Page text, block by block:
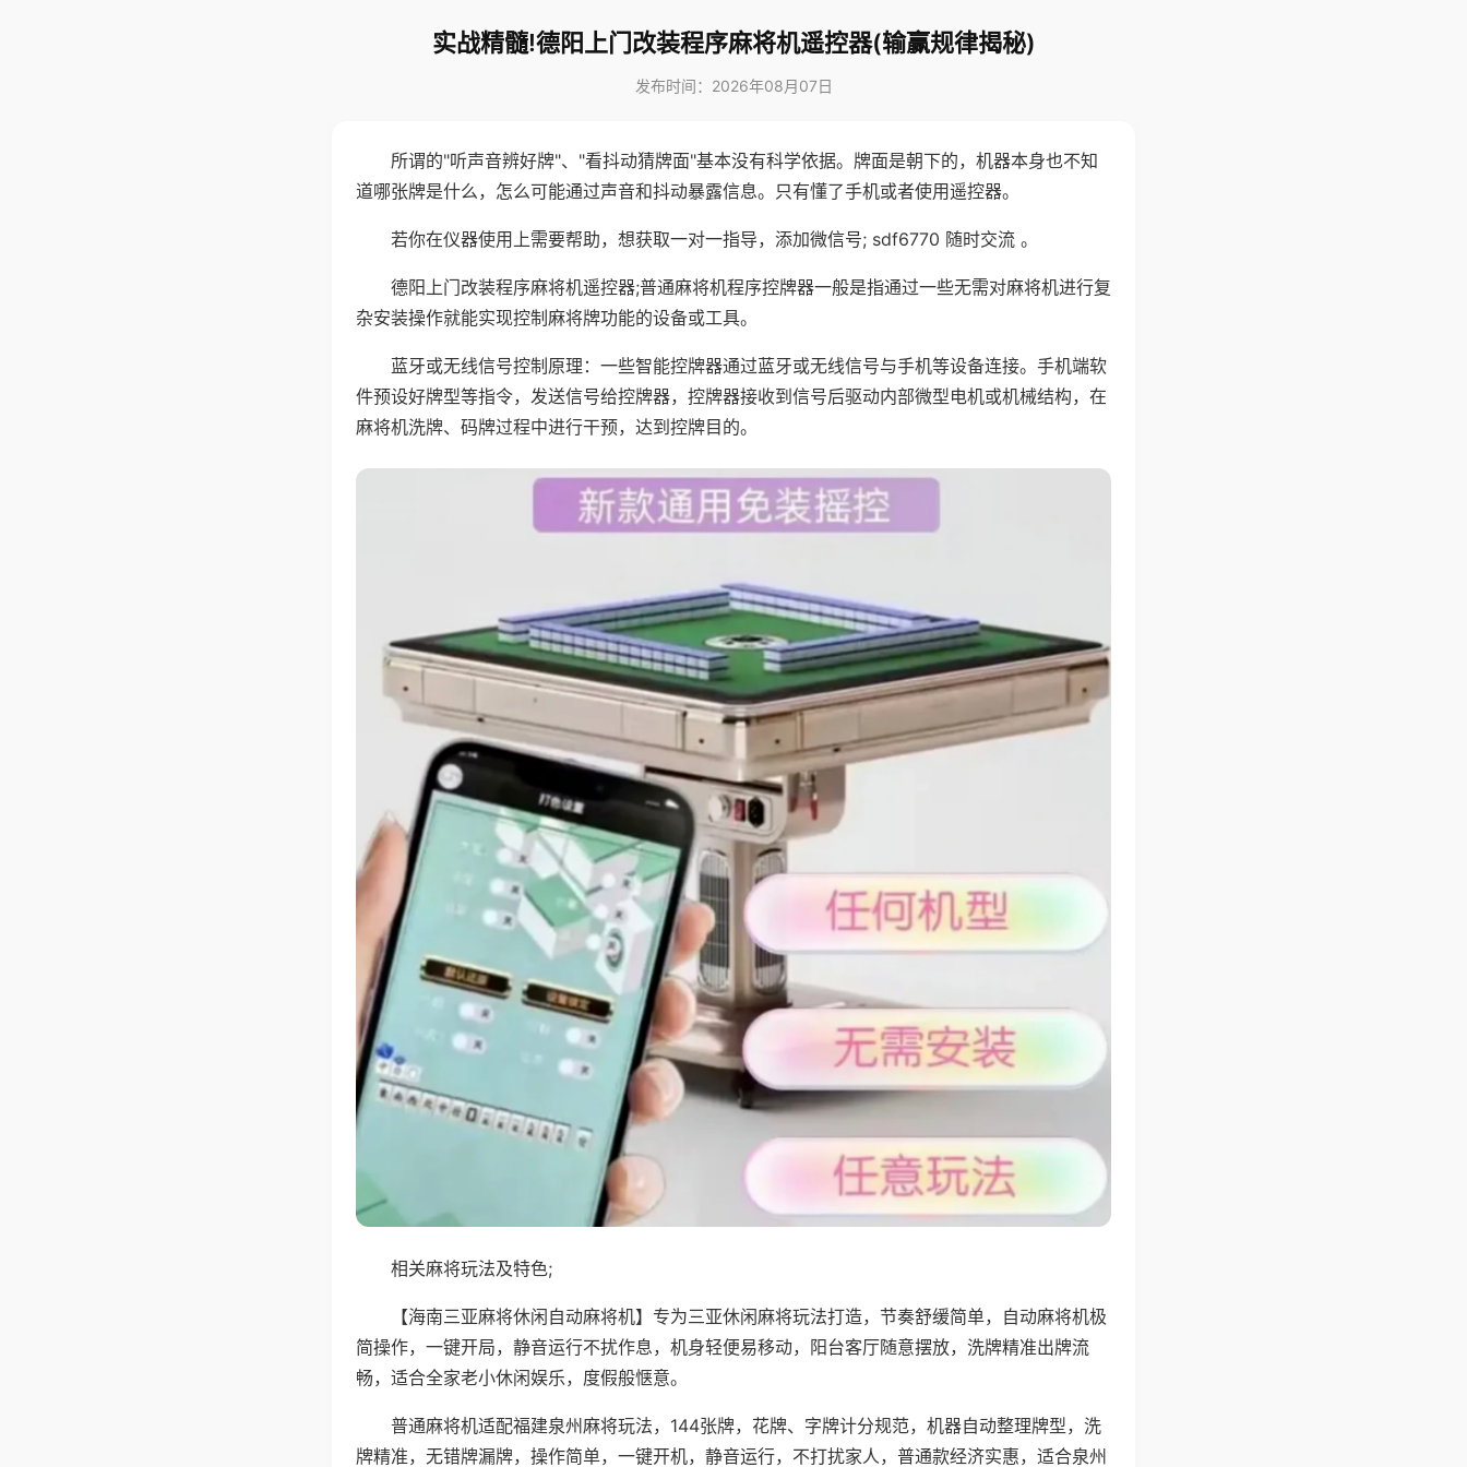
实战精髓!德阳上门改装程序麻将机遥控器(输赢规律揭秘)
发布时间：2026年08月07日
所谓的"听声音辨好牌"、"看抖动猜牌面"基本没有科学依据。牌面是朝下的，机器本身也不知
道哪张牌是什么，怎么可能通过声音和抖动暴露信息。只有懂了手机或者使用遥控器。
若你在仪器使用上需要帮助，想获取一对一指导，添加微信号; sdf6770 随时交流 。
德阳上门改装程序麻将机遥控器;普通麻将机程序控牌器一般是指通过一些无需对麻将机进行复
杂安装操作就能实现控制麻将牌功能的设备或工具。
蓝牙或无线信号控制原理：一些智能控牌器通过蓝牙或无线信号与手机等设备连接。手机端软
件预设好牌型等指令，发送信号给控牌器，控牌器接收到信号后驱动内部微型电机或机械结构，在
麻将机洗牌、码牌过程中进行干预，达到控牌目的。
相关麻将玩法及特色;
【海南三亚麻将休闲自动麻将机】专为三亚休闲麻将玩法打造，节奏舒缓简单，自动麻将机极
简操作，一键开局，静音运行不扰作息，机身轻便易移动，阳台客厅随意摆放，洗牌精准出牌流
畅，适合全家老小休闲娱乐，度假般惬意。
普通麻将机适配福建泉州麻将玩法，144张牌，花牌、字牌计分规范，机器自动整理牌型，洗
牌精准，无错牌漏牌，操作简单，一键开机，静音运行，不打扰家人，普通款经济实惠，适合泉州